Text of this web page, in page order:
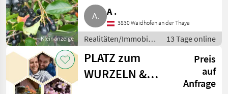
Kleinanzeige
direkt in die Vermarktung. Wir
übergeben unseren
wirtschaftlich gesunden und
voll zer
A .
3830 Waidhofen an der Thaya
Realitäten/Immobilien
/ Sonstige
Immobilien
13 Tage online
PLATZ zum
WURZELN &
Preis
auf
Anfrage